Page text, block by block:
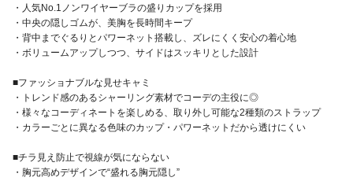
・人気No.1ノンワイヤーブラの盛りカップを採用
・中央の隠しゴムが、美胸を長時間キープ
・背中までぐるりとパワーネット搭載し、ズレにくく安心の着心地
・ボリュームアップしつつ、サイドはスッキリとした設計
■ファッショナブルな見せキャミ
・トレンド感のあるシャーリング素材でコーデの主役に◎
・様々なコーディネートを楽しめる、取り外し可能な2種類のストラップ
・カラーごとに異なる色味のカップ・パワーネットだから透けにくい
■チラ見え防止で視線が気にならない
・胸元高めデザインで“盛れる胸元隠し”